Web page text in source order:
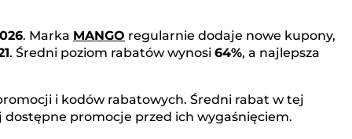
. Marka MANGO regularnie dodaje nowe kupony,
. Średni poziom rabatów wynosi 64%, a najlepsza
i kodów rabatowych. Średni rabat w tej
promocje przed ich wygaśnięciem.